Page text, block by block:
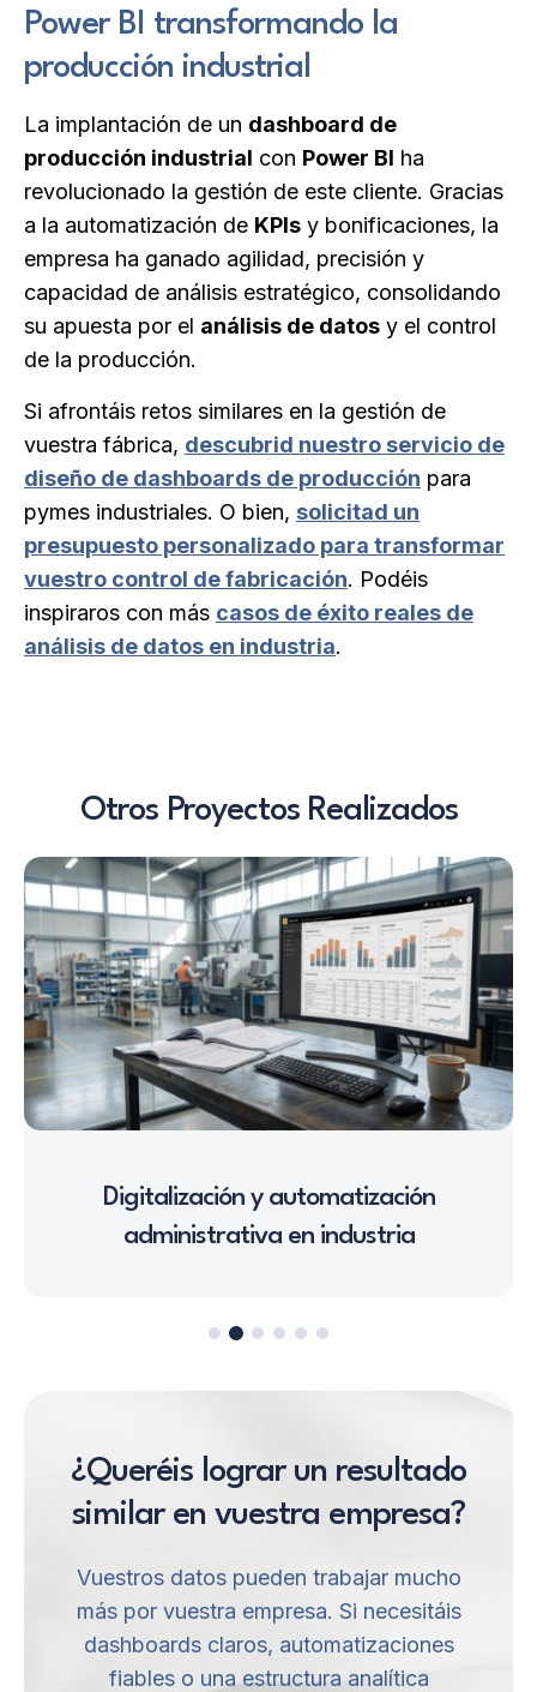
Power BI transformando la
producción industrial
La implantación de un dashboard de
producción industrial con Power BI ha
revolucionado la gestión de este cliente. Gracias
a la automatización de KPIs y bonificaciones, la
empresa ha ganado agilidad, precisión y
capacidad de análisis estratégico, consolidando
su apuesta por el análisis de datos y el control
de la producción.
Si afrontáis retos similares en la gestión de
vuestra fábrica, descubrid nuestro servicio de
diseño de dashboards de producción para
pymes industriales. O bien, solicitad un
presupuesto personalizado para transformar
vuestro control de fabricación. Podéis
inspiraros con más casos de éxito reales de
análisis de datos en industria.
Otros Proyectos Realizados
Digitalización y automatización
administrativa en industria
¿Queréis lograr un resultado
similar en vuestra empresa?
Vuestros datos pueden trabajar mucho
más por vuestra empresa. Si necesitáis
dashboards claros, automatizaciones
fiables o una estructura analítica